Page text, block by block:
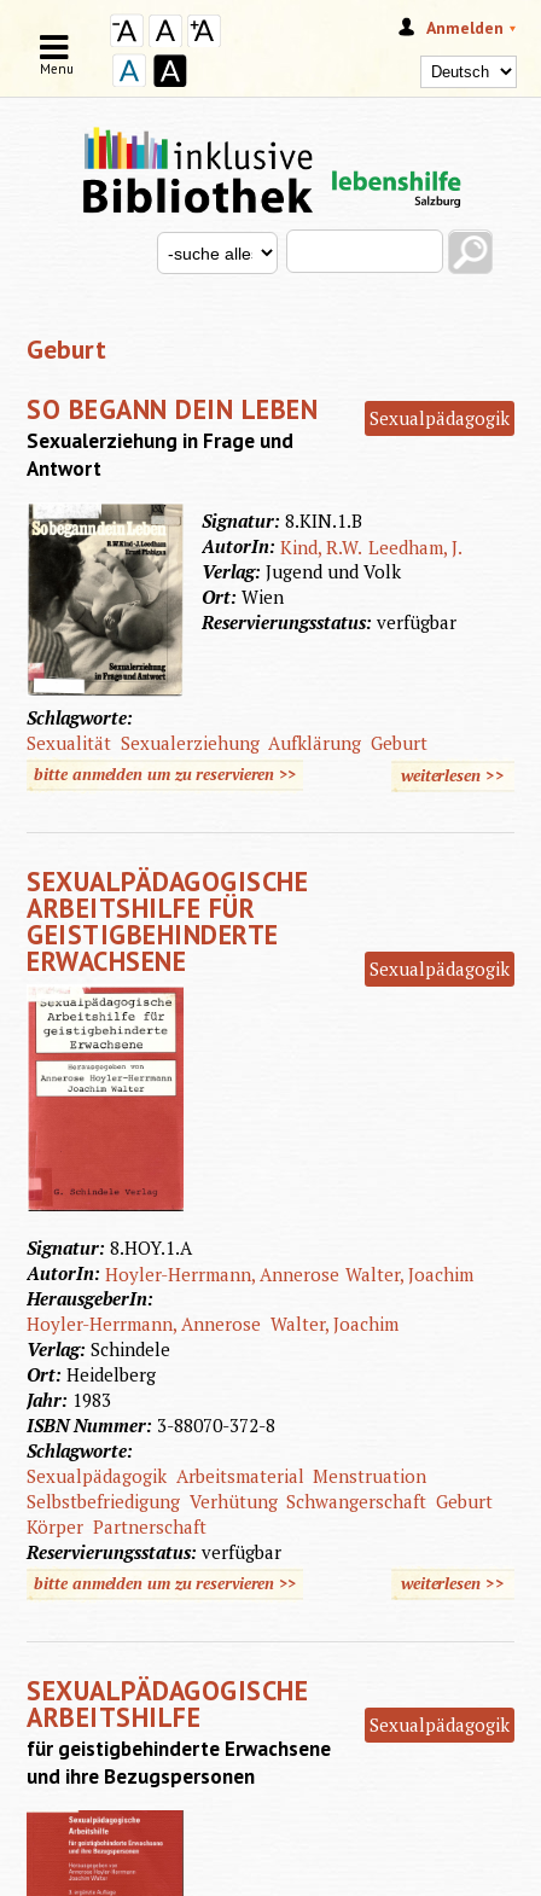
Anmelden
SUCHFORMULAR
Search this site
Search for
Menu
Geburt
SO BEGANN DEIN LEBEN Sexualpädagogik
Sexualerziehung in Frage und
Antwort
Signatur:8.KIN.1.B
AutorIn:Kind, R.W. Leedham, J.
Verlag:Jugend und Volk
Ort:Wien
Reservierungsstatus:verfügbar
Schlagworte:
Sexualität Sexualerziehung Aufklärung Geburt
bitte anmelden um zu reservieren >> weiterlesen über So
>>
SEXUALPÄDAGOGISCHE
ARBEITSHILFE FÜR
GEISTIGBEHINDERTE
ERWACHSENE Sexualpädagogik
Signatur:8.HOY.1.A
AutorIn:Hoyler-Herrmann, Annerose Walter, Joachim
HerausgeberIn:
Hoyler-Herrmann, Annerose Walter, Joachim
Verlag:Schindele
Ort:Heidelberg
Jahr: 1983
ISBN Nummer: 3-88070-372-8
Schlagworte:
Sexualpädagogik Arbeitsmaterial Menstruation
Selbstbefriedigung Verhütung Schwangerschaft Geburt
Körper Partnerschaft
Reservierungsstatus:verfügbar
bitte anmelden um zu reservieren >> weiterlesen>>
SEXUALPÄDAGOGISCHE
ARBEITSHILFE Sexualpädagogik
für geistigbehinderte Erwachsene
und ihre Bezugspersonen